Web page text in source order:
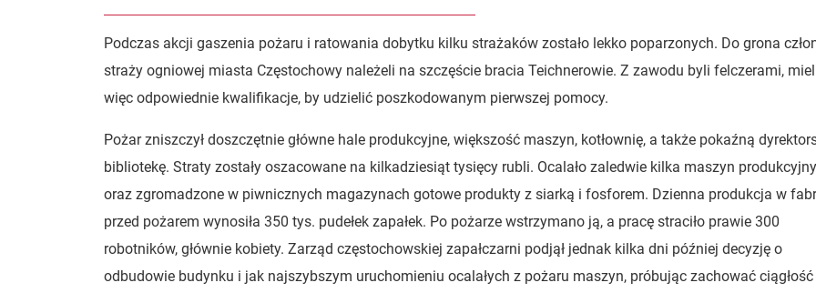
Podczas akcji gaszenia pożaru i ratowania dobytku kilku strażaków zostało lekko poparzonych. Do grona
straży ogniowej miasta Częstochowy należeli na szczęście bracia Teichnerowie. Z zawodu byli felczerami,
więc odpowiednie kwalifikacje, by udzielić poszkodowanym pierwszej pomocy.
Pożar zniszczył doszczętnie główne hale produkcyjne, większość maszyn, kotłownię, a także pokaźną
bibliotekę. Straty zostały oszacowane na kilkadziesiąt tysięcy rubli. Ocalało zaledwie kilka maszyn
oraz zgromadzone w piwnicznych magazynach gotowe produkty z siarką i fosforem. Dzienna produkcja w
przed pożarem wynosiła 350 tys. pudełek zapałek. Po pożarze wstrzymano ją, a pracę straciło prawie 300
robotników, głównie kobiety. Zarząd częstochowskiej zapałczarni podjął jednak kilka dni później decyzję o
odbudowie budynku i jak najszybszym uruchomieniu ocalałych z pożaru maszyn, próbując zachować ciągłość